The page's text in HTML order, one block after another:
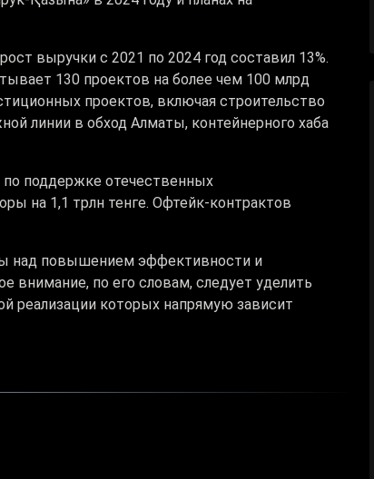
выручки с 2021 по 2024 год составил 13%.
130 проектов на более чем 100 млрд
проектов, включая строительство
линии в обход Алматы, контейнерного хаба
поддержке отечественных
на 1,1 трлн тенге. Офтейк-контрактов
над повышением эффективности и
внимание, по его словам, следует уделить
реализации которых напрямую зависит